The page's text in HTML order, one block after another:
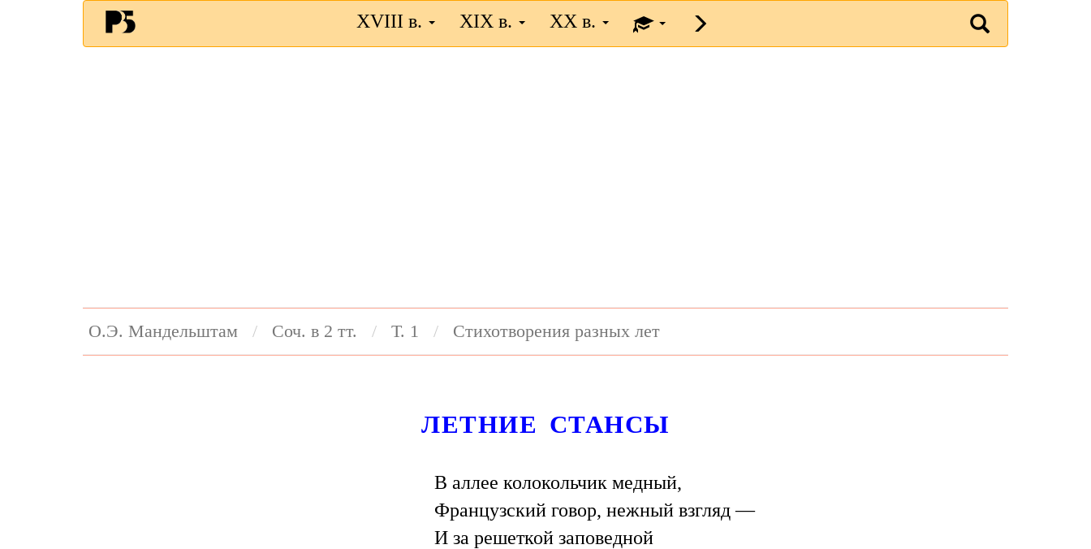
XVIII в. XIX в. XX в.
О.Э. Мандельштам Соч. в 2 тт. Т. 1 Стихотворения разных лет
ЛЕТНИЕ СТАНСЫ
В аллее колокольчик медный,
Французский говор, нежный взгляд —
И за решеткой заповедной